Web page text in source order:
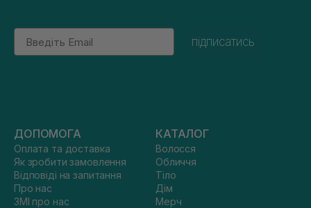
Email
підписатись
ДОПОМОГА
Оплата та доставка
Як зробити замовлення
Відповіді на запитання
Про нас
ЗМІ про нас
КАТАЛОГ
Волосся
Обличчя
Тіло
Дім
Мерч